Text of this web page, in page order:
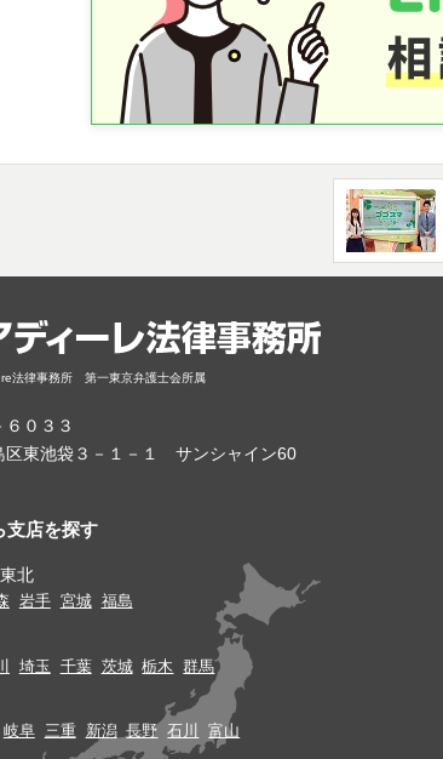
法律事務所 第一東京弁護士会所属
６０３３
区東池袋３－１－１ サンシャイン60
支店を探す
北
岩手 宮城 福島
埼玉 千葉 茨城 栃木 群馬
岐阜 三重 新潟 長野 石川 富山